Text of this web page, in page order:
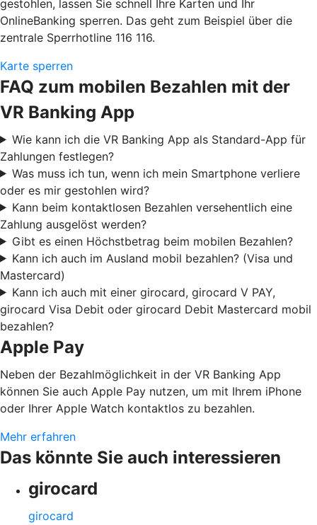
gestohlen, lassen Sie schnell Ihre Karten und Ihr
OnlineBanking sperren. Das geht zum Beispiel über die
zentrale Sperrhotline 116 116.
Karte sperren
FAQ zum mobilen Bezahlen mit der
VR Banking App
Wie kann ich die VR Banking App als Standard-App für
Zahlungen festlegen?
Was muss ich tun, wenn ich mein Smartphone verliere
oder es mir gestohlen wird?
Kann beim kontaktlosen Bezahlen versehentlich eine
Zahlung ausgelöst werden?
Gibt es einen Höchstbetrag beim mobilen Bezahlen?
Kann ich auch im Ausland mobil bezahlen? (Visa und
Mastercard)
Kann ich auch mit einer girocard, girocard V PAY,
girocard Visa Debit oder girocard Debit Mastercard mobil
bezahlen?
Apple Pay
Neben der Bezahlmöglichkeit in der VR Banking App
können Sie auch Apple Pay nutzen, um mit Ihrem iPhone
oder Ihrer Apple Watch kontaktlos zu bezahlen.
Mehr erfahren
Das könnte Sie auch interessieren
girocard
girocard